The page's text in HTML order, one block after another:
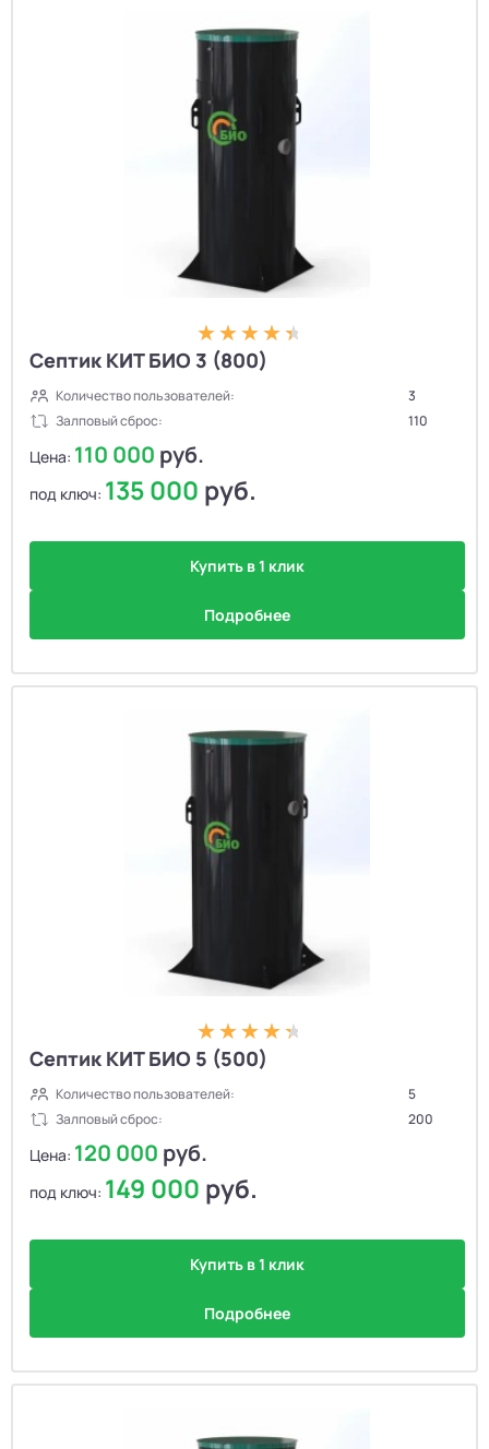
Септик КИТ БИО 3 (800)
Количество пользователей:
3
Залповый сброс:
110
Цена: 110 000 руб.
под ключ: 135 000 руб.
Купить в 1 клик
Подробнее
Септик КИТ БИО 5 (500)
Количество пользователей:
5
Залповый сброс:
200
Цена: 120 000 руб.
под ключ: 149 000 руб.
Купить в 1 клик
Подробнее